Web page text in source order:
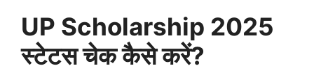
UP Scholarship 2025
स्टेटस चेक कैसे करें?